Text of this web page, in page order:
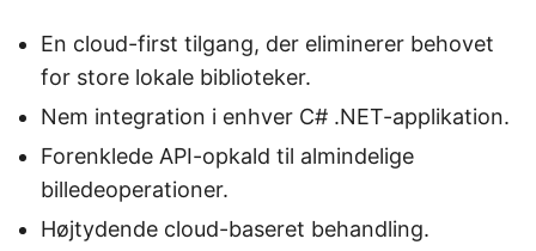
En cloud-first tilgang, der eliminerer behovet
for store lokale biblioteker.
Nem integration i enhver C# .NET-applikation.
Forenklede API-opkald til almindelige
billedeoperationer.
Højtydende cloud-baseret behandling.